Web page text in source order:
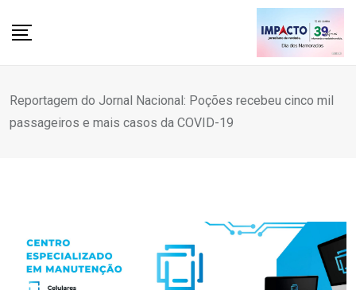
Reportagem do Jornal Nacional: Poções recebeu cinco mil
passageiros e mais casos da COVID-19